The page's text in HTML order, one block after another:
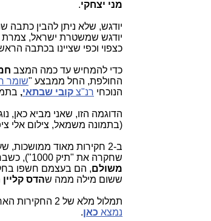
מני יצחקי.
יודגש, שלא ניתן להבין כתבה
יודגש שמשטרת ישראל,
כצפוי וכפי שציינו בכתבה
כדי להמחיש עד כמה המצב
החולפת, החל ממבצע "שומר
הנוכחי רנ"צ קובי שבתאי,
הדוגמה הזו, שאני מביא כאן,
(בתמונה משמאל, צילום אלי
שחקרה את "תיק 1000"), כשבראש צוות החוקרים של
משולם, הם בעצמם חשפו
ששום מילה ממה שהדס קליין
תמלול מלא של 2 החקירות האחרונות של
נמצא כאן.